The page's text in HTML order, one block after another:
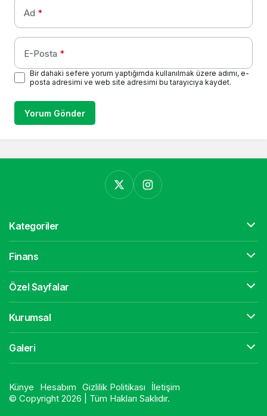
Ad *
E-Posta *
Bir dahaki sefere yorum yaptığımda kullanılmak üzere adımı, e-
posta adresimi ve web site adresimi bu tarayıcıya kaydet.
Yorum Gönder
Kategoriler
Finans
Özel Sayfalar
Kurumsal
Galeri
Künye Hesabım Gizlilik Politikası
İletişim
© Copyright 2026 | Tüm Hakları Saklıdır.